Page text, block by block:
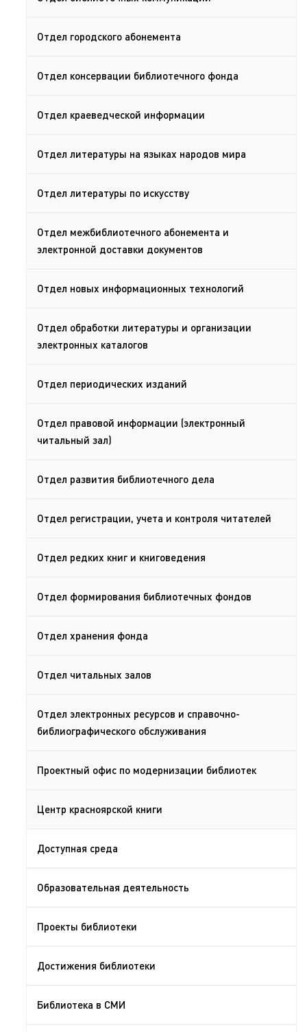
Отдел городского абонемента
Отдел консервации библиотечного фонда
Отдел краеведческой информации
Отдел литературы на языках народов мира
Отдел литературы по искусству
Отдел межбиблиотечного абонемента и
электронной доставки документов
Отдел новых информационных технологий
Отдел обработки литературы и организации
электронных каталогов
Отдел периодических изданий
Отдел правовой информации (электронный
читальный зал)
Отдел развития библиотечного дела
Отдел регистрации, учета и контроля читателей
Отдел редких книг и книговедения
Отдел формирования библиотечных фондов
Отдел хранения фонда
Отдел читальных залов
Отдел электронных ресурсов и справочно-
библиографического обслуживания
Проектный офис по модернизации библиотек
Центр красноярской книги
Доступная среда
Образовательная деятельность
Проекты библиотеки
Достижения библиотеки
Библиотека в СМИ